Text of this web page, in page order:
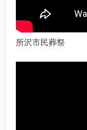
所沢市民葬祭